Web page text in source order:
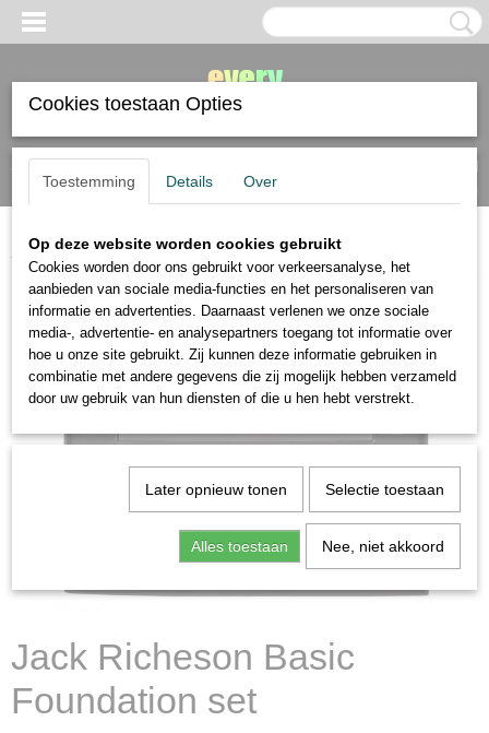
Inloggen Registreren
(0)
Home>Jack Richeson >Jack Richeson Basic Foundation set
Jack Richeson Basic
Foundation set
Cookies toestaan Opties
Toestemming Details Over
Op deze website worden cookies gebruikt
Cookies worden door ons gebruikt voor verkeersanalyse, het
aanbieden van sociale media-functies en het personaliseren van
informatie en advertenties. Daarnaast verlenen we onze sociale
media-, advertentie- en analysepartners toegang tot informatie over
hoe u onze site gebruikt. Zij kunnen deze informatie gebruiken in
combinatie met andere gegevens die zij mogelijk hebben verzameld
door uw gebruik van hun diensten of die u hen hebt verstrekt.
Later opnieuw tonen Selectie toestaan
Alles toestaan Nee, niet akkoord